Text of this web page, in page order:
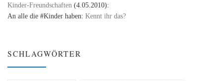
Kinder-Freundschaften (4.05.2010):
An alle die #Kinder haben: Kennt ihr das?
SCHLAGWÖRTER